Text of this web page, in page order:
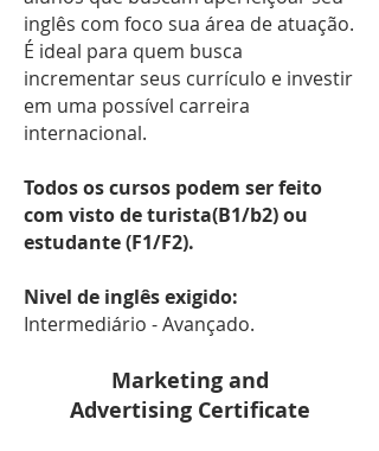
inglês com foco sua área de atuação.
É ideal para quem busca
incrementar seus currículo e investir
em uma possível carreira
internacional.
Todos os cursos podem ser feito
com visto de turista(B1/b2) ou
estudante (F1/F2).
Nivel de inglês exigido:
Intermediário - Avançado.
Marketing and
Advertising Certificate